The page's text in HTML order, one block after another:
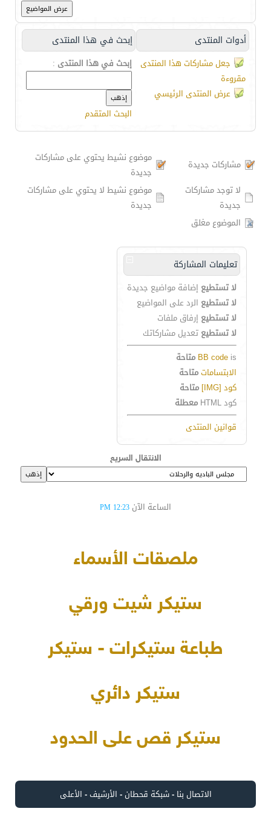
أدوات المنتدى إبحث في هذا المنتدى
جعل مشاركات هذا المنتدى
مقروءة
عرض المنتدى الرئيسي
إبحث في هذا المنتدى :
البحث المتقدم
مشاركات جديدة
موضوع نشيط يحتوي على مشاركات
جديدة
لا توجد مشاركات
جديدة
موضوع نشيط لا يحتوي على مشاركات
جديدة
الموضوع مغلق
تعليمات المشاركة
لا تستطيع إضافة مواضيع جديدة
لا تستطيع الرد على المواضيع
لا تستطيع إرفاق ملفات
لا تستطيع تعديل مشاركاتك
BB code is
متاحة
الابتساماتمتاحة
كود [IMG]
متاحة
كود HTML
معطلة
قوانين المنتدى
الانتقال السريع
الساعة الآن 12:23 PM
ملصقات الأسماء
ستيكر شيت ورقي
طباعة ستيكرات - ستيكر
ستيكر دائري
ستيكر قص على الحدود
الاتصال بنا -شبكة قحطان- الأرشيف- الأعلى